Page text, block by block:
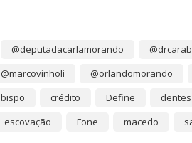
@deputadacarlamorando
@marcovinholi
@orlandomorando
bispo crédito Define
dentes
escovação Fone macedo